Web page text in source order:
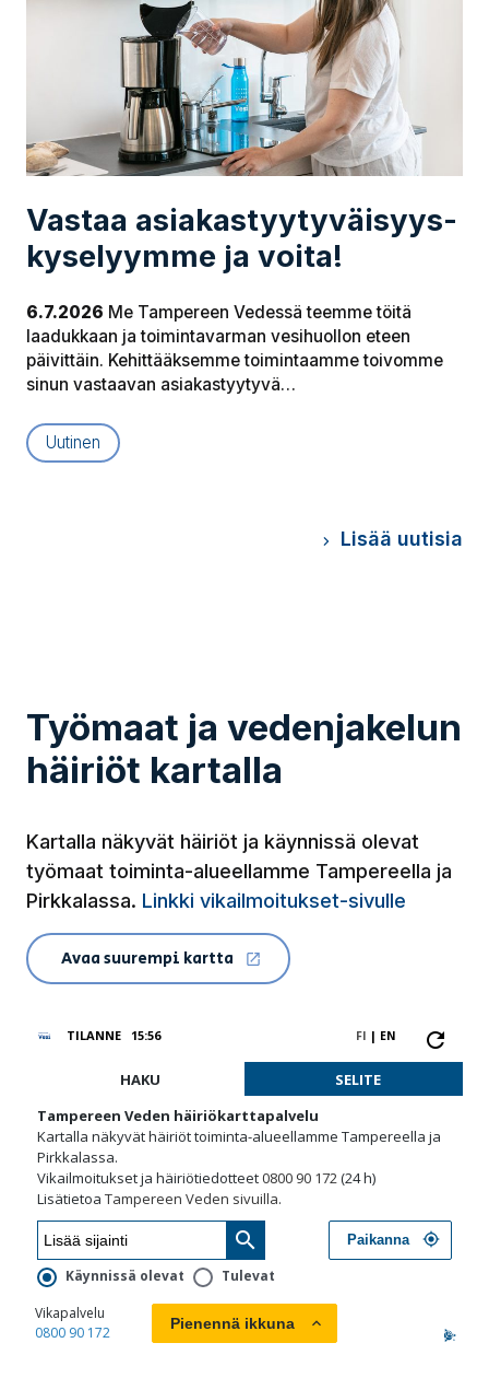
Vastaa asia­kas­tyy­ty­väi­syys­
ky­se­lyym­me ja voita!
6.7.2026 Me Tampereen Vedessä teemme töitä
laadukkaan ja toimintavarman vesihuollon eteen
päivittäin. Kehittääksemme toimintaamme toivomme
sinun vastaavan asiakastyytyvä…
Uutinen
Lisää uutisia
Työmaat ja vedenjakelun
häiriöt kartalla
Kartalla näkyvät häiriöt ja käynnissä olevat
työmaat toiminta-alueellamme Tampereella ja
Pirkkalassa. Linkki vikailmoitukset-sivulle
Avaa suurempi kartta
(Linkki vie ulkopuoliselle sivustolle)